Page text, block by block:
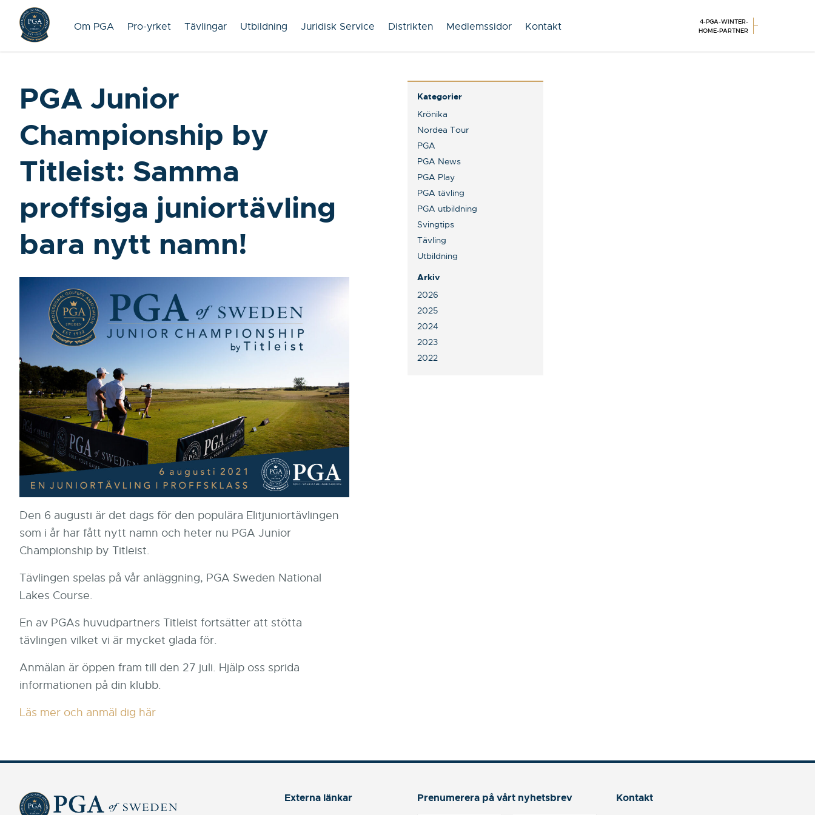
Om PGA Pro-yrket Tävlingar Utbildning Juridisk Service Distrikten Medlemssidor Kontakt
4-PGA-WINTER-
HOME-PARTNER
PGA Junior
Championship by
Titleist: Samma
proffsiga juniortävling
bara nytt namn!
Den 6 augusti är det dags för den populära Elitjuniortävlingen
som i år har fått nytt namn och heter nu PGA Junior
Championship by Titleist.
Tävlingen spelas på vår anläggning, PGA Sweden National
Lakes Course.
En av PGAs huvudpartners Titleist fortsätter att stötta
tävlingen vilket vi är mycket glada för.
Anmälan är öppen fram till den 27 juli. Hjälp oss sprida
informationen på din klubb.
Läs mer och anmäl dig här
Kategorier
Krönika
Nordea Tour
PGA
PGA News
PGA Play
PGA tävling
PGA utbildning
Svingtips
Tävling
Utbildning
Arkiv
2026
2025
2024
2023
2022
Externa länkar Prenumerera på vårt nyhetsbrev Kontakt